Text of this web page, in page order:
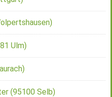
Ulm)
(95100 Selb)